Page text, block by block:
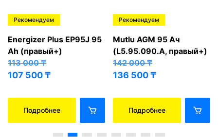
Рекомендуем
Energizer Plus EP95J 95
Ah (правый+)
113 000₸
107 500₸
Подробнее
Рекомендуем
Mutlu AGM 95 Ач
(L5.95.090.A, правый+)
142 000₸
136 500₸
Подробнее